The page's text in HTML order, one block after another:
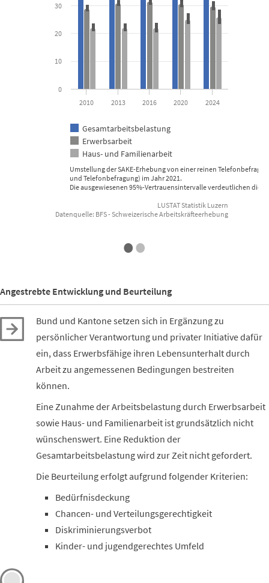
Umstellung der SAKE-Erhebung von einer reinen
und Telefonbefragung) im Jahr 2021.
Die ausgewiesenen 95%-Vertrauensintervalle verdeutlichen die
Gesamtarbeitsbelastung
Erwerbsarbeit
Haus- und Familienarbeit
2010 2013 2016 2020 2024
0
10
20
30
LUSTAT Statistik Luzern
Datenquelle: BFS - Schweizerische Arbeitskräfteerhebung
••
Angestrebte Entwicklung und Beurteilung
Bund und Kantone setzen sich in Ergänzung zu
persönlicher Verantwortung und privater Initiative dafür
ein, dass Erwerbsfähige ihren Lebensunterhalt durch
Arbeit zu angemessenen Bedingungen bestreiten
können.
Eine Zunahme der Arbeitsbelastung durch Erwerbsarbeit
sowie Haus- und Familienarbeit ist grundsätzlich nicht
wünschenswert. Eine Reduktion der
Gesamtarbeitsbelastung wird zur Zeit nicht gefordert.
Die Beurteilung erfolgt aufgrund folgender Kriterien:
Bedürfnisdeckung
Chancen- und Verteilungsgerechtigkeit
Diskriminierungsverbot
Kinder- und jugendgerechtes Umfeld